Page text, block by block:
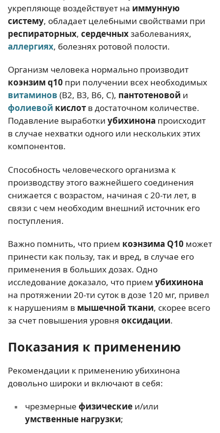
укрепляюще воздействует на иммунную
систему, обладает целебными свойствами при
респираторных, сердечныхзаболеваниях,
аллергиях, болезнях ротовой полости.
Организм человека нормально производит
коэнзим q10 при получении всех необходимых
витаминов (В2, В3, В6, С), пантотеновой и
фолиевой кислот в достаточном количестве.
Подавление выработки убихинона происходит
в случае нехватки одного или нескольких этих
компонентов.
Способность человеческого организма к
производству этого важнейшего соединения
снижается с возрастом, начиная с 20-ти лет, в
связи с чем необходим внешний источник его
поступления.
Важно помнить, что прием коэнзима Q10 может
принести как пользу, так и вред, в случае его
применения в больших дозах. Одно
исследование доказало, что прием убихинона
на протяжении 20-ти суток в дозе 120 мг, привел
к нарушениям в мышечной ткани, скорее всего
за счет повышения уровня оксидации.
Показания к применению
Рекомендации к применению убихинона
довольно широки и включают в себя:
чрезмерные физические и/или
умственные нагрузки;